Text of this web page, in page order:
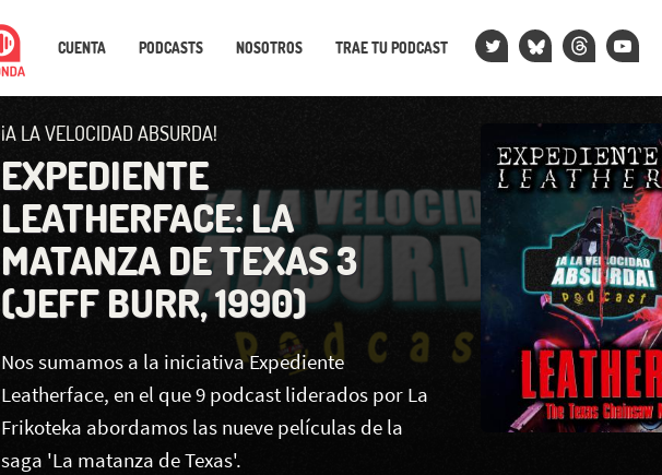
CUENTA PODCASTS NOSOTROS TRAE TU PODCAST
¡A LA VELOCIDAD ABSURDA!
EXPEDIENTE
LEATHERFACE: LA
MATANZA DE TEXAS 3
(JEFF BURR, 1990)
Nos sumamos a la iniciativa Expediente
Leatherface, en el que 9 podcast liderados por La
Frikoteka abordamos las nueve películas de la
saga 'La matanza de Texas'.